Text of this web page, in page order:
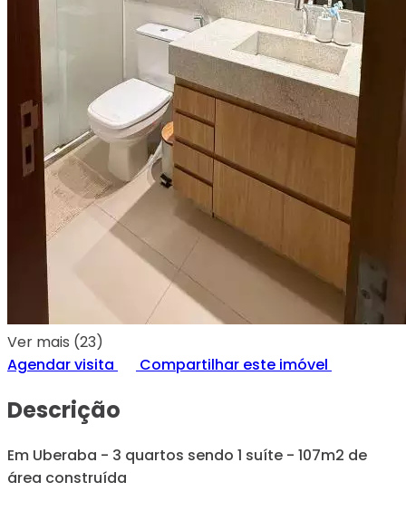
Ver mais (23)
Agendar visita
Compartilhar este imóvel
Descrição
Em Uberaba - 3 quartos sendo 1 suíte - 107m2 de
área construída